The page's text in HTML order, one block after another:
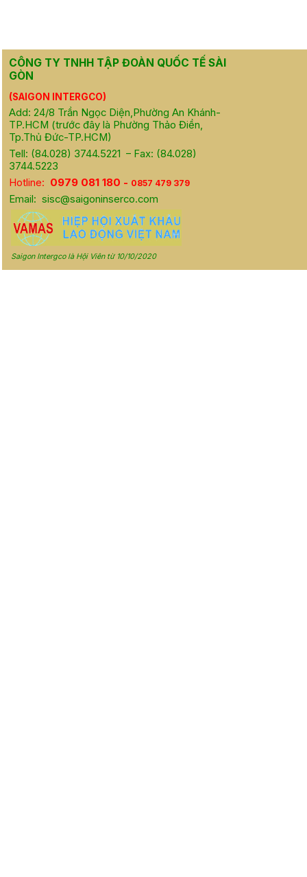
CÔNG TY TNHH TẬP ĐOÀN QUỐC TẾ SÀI
GÒN
(SAIGON INTERGCO)
Add: 24/8 Trần Ngọc Diện,Phường An Khánh-
TP.HCM (trước đây là Phường Thảo Điền,
Tp.Thủ Đức-TP.HCM)
Tell: (84.028) 3744.5221 – Fax: (84.028)
3744.5223
Hotline: 0979 081 180 - 0857 479 379
Email: sisc@saigoninserco.com
Saigon Intergco là Hội Viên từ 10/10/2020